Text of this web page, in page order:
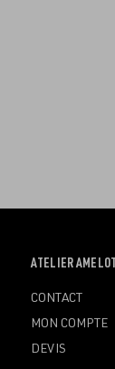
OUVRIR
MENU
ATELIER
CONTACT
MON COMPTE
DEVIS